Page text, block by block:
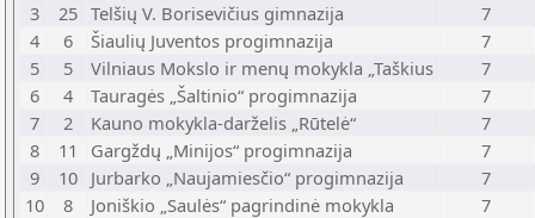
3
25 Telšių V. Borisevičius gimnazija
7
4
6 Šiaulių Juventos progimnazija
7
5
5 Vilniaus Mokslo ir menų mokykla „Taškius
7
6
4 Tauragės „Šaltinio“ progimnazija
7
7
2 Kauno mokykla-darželis „Rūtelė“
7
8
11 Gargždų „Minijos“ progimnazija
7
9
10 Jurbarko „Naujamiesčio“ progimnazija
7
10
8 Joniškio „Saulės“ pagrindinė mokykla
7